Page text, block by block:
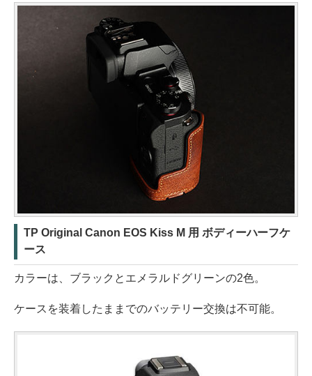
TP Original Canon EOS Kiss M 用 ボディーハーフケ
ース
カラーは、ブラックとエメラルドグリーンの2色。
ケースを装着したままでのバッテリー交換は不可能。